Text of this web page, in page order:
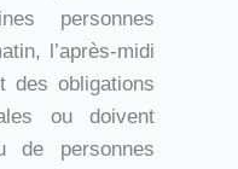
personnes
l’après-midi
des obligations
ou doivent
de personnes